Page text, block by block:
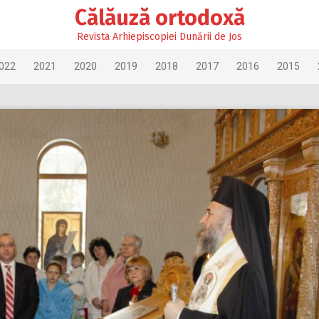
Călăuză ortodoxă
Revista Arhiepiscopiei Dunării de Jos
2021 2020 2019 2018 2017 2016 2015